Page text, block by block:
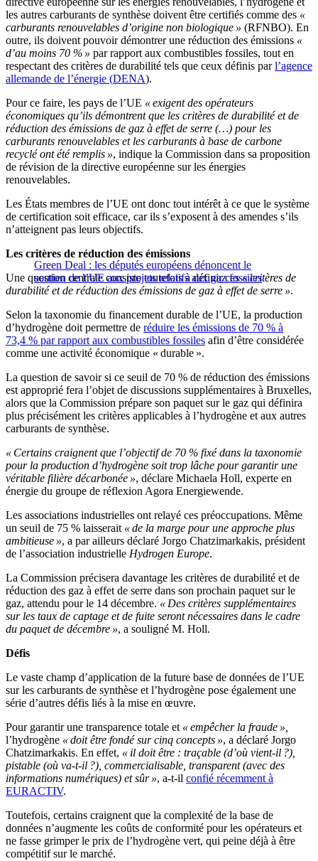
les autres carburants de synthèse doivent être certifiés comme des «
carburants renouvelables d’origine non biologique » (RFNBO). En
outre, ils doivent pouvoir démontrer une réduction des émissions «
d’au moins 70 % » par rapport aux combustibles fossiles, tout en
respectant des critères de durabilité tels que ceux définis parl’agence
allemande de l’énergie (DENA).
Pour ce faire, les pays de l’UE « exigent des opérateurs
économiques qu’ils démontrent que les critères de durabilité et de
réduction des émissions de gaz à effet de serre (…) pour les
carburants renouvelables et les carburants à base de carbone
recyclé ont été remplis », indique la Commission dans sa proposition
de révision de la directive européenne sur les énergies
renouvelables.
Les États membres de l’UE ont donc tout intérêt à ce que le système
de certification soit efficace, car ils s’exposent à des amendes s’ils
n’atteignent pas leurs objectifs.
Green Deal : les députés européens dénoncent le
soutien de l’UE aux projets relatifs aux gaz fossiles
Les critères de réduction des émissions
Une question centrale consiste toutefois à définirces« critères de
durabilité et de réduction des émissions de gaz à effet de serre ».
Selon la taxonomie du financement durable de l’UE, la production
d’hydrogène doit permettre de réduire les émissions de 70 % à
73,4 % par rapport aux combustibles fossiles afin d’être considérée
comme une activité économique « durable ».
La question de savoir si ce seuil de 70 % de réduction des émissions
est approprié fera l’objet de discussions supplémentaires à Bruxelles,
alors que la Commission prépare son paquet sur le gaz qui définira
plus précisément les critères applicables à l’hydrogène et aux autres
carburants de synthèse.
« Certains craignent que l’objectif de 70 % fixé dans la taxonomie
pour la production d’hydrogène soit trop lâche pour garantir une
véritable filière décarbonée », déclare Michaela Holl, experte en
énergie du groupe de réflexion Agora Energiewende.
Les associations industrielles ont relayé ces préoccupations. Même
un seuil de 75 % laisserait « de la marge pour une approche plus
ambitieuse », a par ailleurs déclaré Jorgo Chatzimarkakis, président
de l’association industrielle Hydrogen Europe.
La Commission précisera davantage les critères de durabilité et de
réduction des gaz à effet de serre dans son prochain paquet sur le
gaz, attendu pour le 14 décembre. « Des critères supplémentaires
sur les taux de captage et de fuite seront nécessaires dans le cadre
du paquet de décembre », a souligné M. Holl.
Défis
Le vaste champ d’application de la future base de données de l’UE
sur les carburants de synthèse et l’hydrogène pose également une
série d’autres défis liés à la mise en œuvre.
Pour garantir une transparence totale et «empêcher la fraude »
l’hydrogène «doit être fondé sur cinq concepts », a déclaré Jorgo
Chatzimarkakis. En effet, « il doit être : traçable (d’où vient-il ?),
pistable (où va-t-il ?), commercialisable, transparent (avec des
informations numériques) et sûr», a-t-il confié récemment à
EURACTIV.
Toutefois, certains craignent que la complexité de la base de
données n’augmente les coûts de conformité pour les opérateurs et
ne fasse grimper le prix de l’hydrogène vert, qui peine déjà à être
compétitif sur le marché.